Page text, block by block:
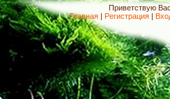
Приветствую Вас
Главная | Регистрация |